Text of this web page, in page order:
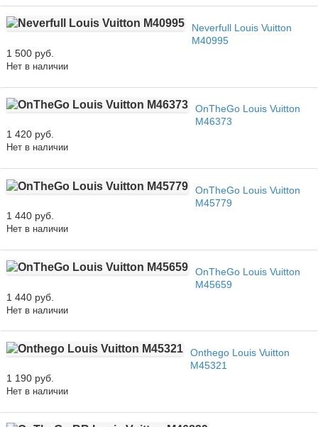
Neverfull Louis Vuitton
M40995
1 500 руб.
Нет в наличии
OnTheGo Louis Vuitton
M46373
1 420 руб.
Нет в наличии
OnTheGo Louis Vuitton
M45779
1 440 руб.
Нет в наличии
OnTheGo Louis Vuitton
M45659
1 440 руб.
Нет в наличии
Onthego Louis Vuitton
M45321
1 190 руб.
Нет в наличии